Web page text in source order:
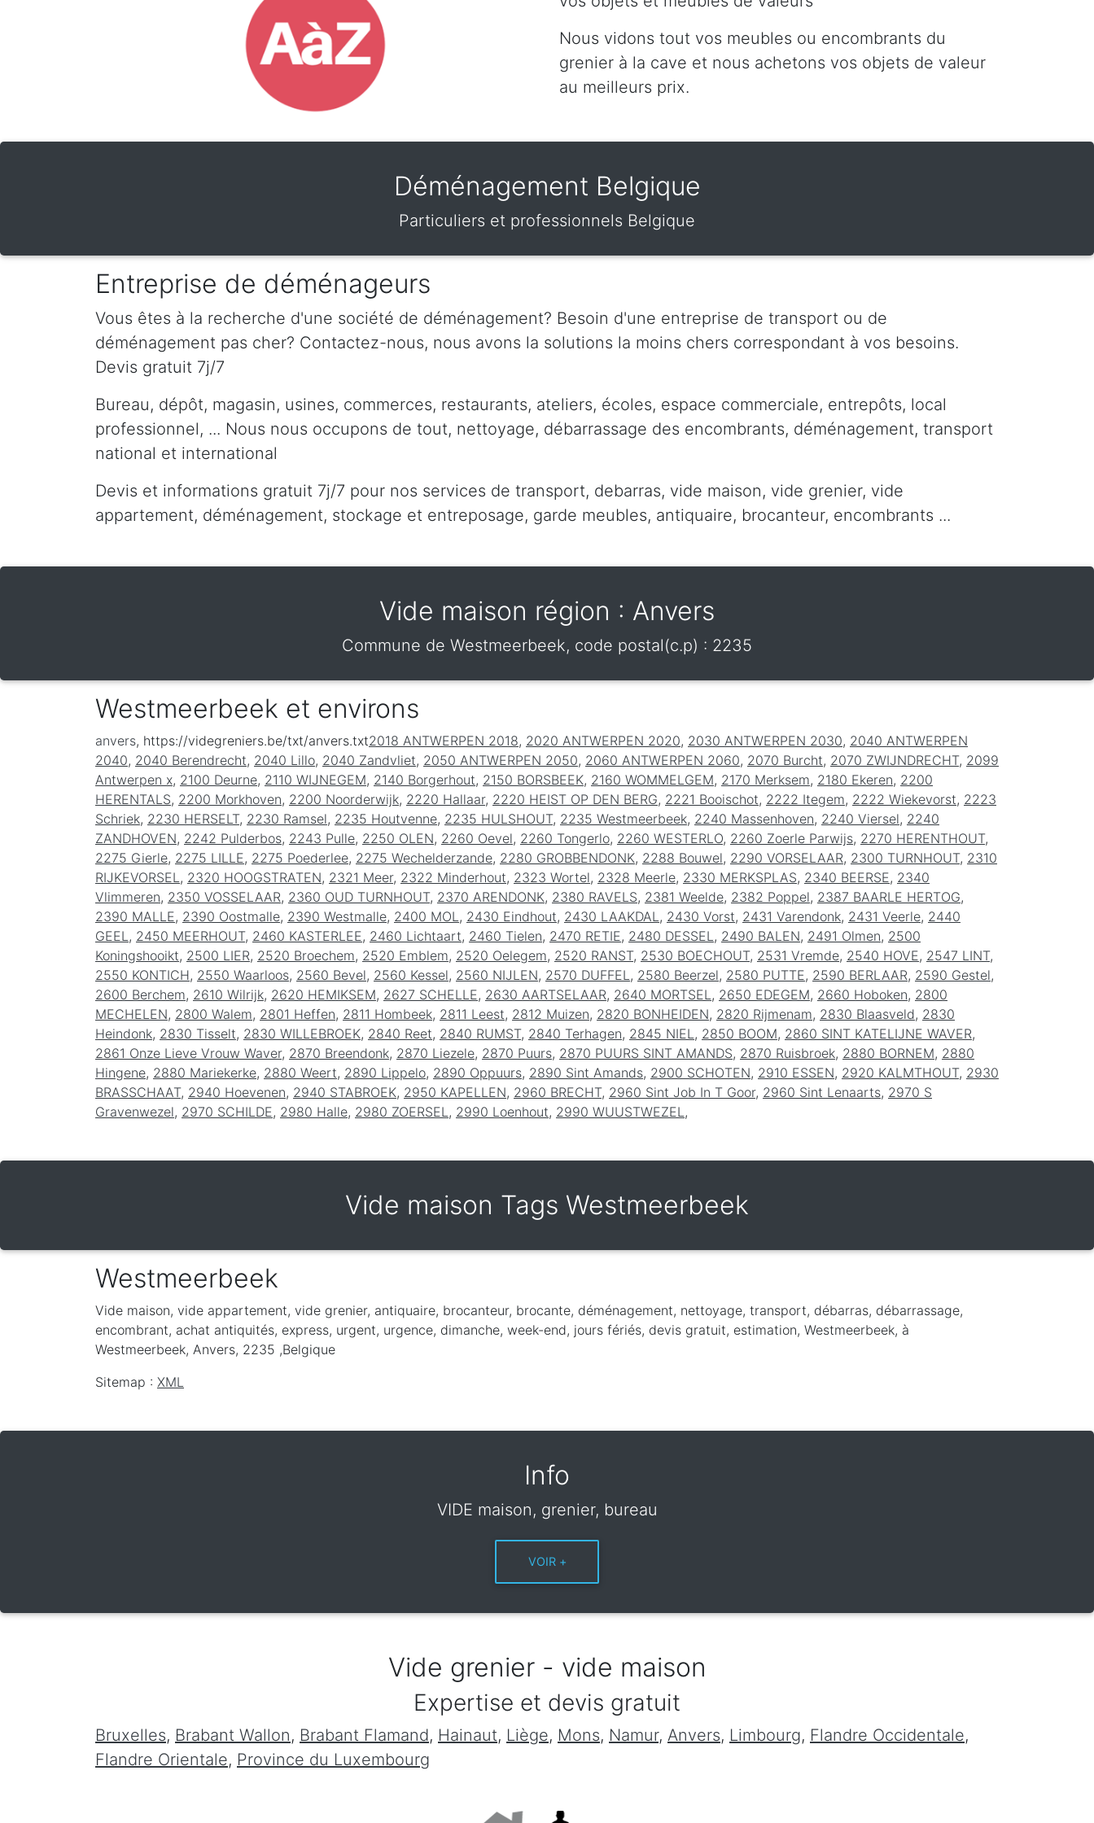
Nous vidons tout vos meubles ou encombrants du
grenier à la cave et nous achetons vos objets de valeur
au meilleurs prix.
Déménagement Belgique
Particuliers et professionnels Belgique
Entreprise de déménageurs
Vous êtes à la recherche d'une société de déménagement? Besoin d'une entreprise de transport ou de
déménagement pas cher? Contactez-nous, nous avons la solutions la moins chers correspondant à vos besoins.
Devis gratuit 7j/7
Bureau, dépôt, magasin, usines, commerces, restaurants, ateliers, écoles, espace commerciale, entrepôts, local
professionnel, ... Nous nous occupons de tout, nettoyage, débarrassage des encombrants, déménagement, transport
national et international
Devis et informations gratuit 7j/7 pour nos services de transport, debarras, vide maison, vide grenier, vide
appartement, déménagement, stockage et entreposage, garde meubles, antiquaire, brocanteur, encombrants ...
Vide maison région : Anvers
Commune de Westmeerbeek, code postal(c.p) : 2235
Westmeerbeek et environs
anvers, https://videgreniers.be/txt/anvers.txt2018 ANTWERPEN 2018, 2020 ANTWERPEN 2020, 2030 ANTWERPEN 2030, 2040 ANTWERPEN
2040, 2040 Berendrecht, 2040 Lillo, 2040 Zandvliet, 2050 ANTWERPEN 2050, 2060 ANTWERPEN 2060, 2070 Burcht, 2070 ZWIJNDRECHT, 2099
Antwerpen x, 2100 Deurne, 2110 WIJNEGEM, 2140 Borgerhout, 2150 BORSBEEK, 2160 WOMMELGEM, 2170 Merksem, 2180 Ekeren, 2200
HERENTALS, 2200 Morkhoven, 2200 Noorderwijk, 2220 Hallaar, 2220 HEIST OP DEN BERG, 2221 Booischot, 2222 Itegem, 2222 Wiekevorst, 2223
Schriek, 2230 HERSELT, 2230 Ramsel, 2235 Houtvenne, 2235 HULSHOUT, 2235 Westmeerbeek, 2240 Massenhoven, 2240 Viersel, 2240
ZANDHOVEN, 2242 Pulderbos, 2243 Pulle, 2250 OLEN, 2260 Oevel, 2260 Tongerlo, 2260 WESTERLO, 2260 Zoerle Parwijs, 2270 HERENTHOUT,
2275 Gierle, 2275 LILLE, 2275 Poederlee, 2275 Wechelderzande, 2280 GROBBENDONK, 2288 Bouwel, 2290 VORSELAAR, 2300 TURNHOUT, 2310
RIJKEVORSEL , 2320 HOOGSTRATEN, 2321 Meer, 2322 Minderhout, 2323 Wortel, 2328 Meerle, 2330 MERKSPLAS, 2340 BEERSE, 2340
Vlimmeren, 2350 VOSSELAAR, 2360 OUD TURNHOUT, 2370 ARENDONK, 2380 RAVELS, 2381 Weelde, 2382 Poppel, 2387 BAARLE HERTOG,
2390 MALLE, 2390 Oostmalle, 2390 Westmalle, 2400 MOL , 2430 Eindhout, 2430 LAAKDAL , 2430 Vorst, 2431 Varendonk, 2431 Veerle, 2440
GEEL , 2450 MEERHOUT, 2460 KASTERLEE, 2460 Lichtaart, 2460 Tielen, 2470 RETIE, 2480 DESSEL , 2490 BALEN, 2491 Olmen, 2500
Koningshooikt, 2500 LIER, 2520 Broechem, 2520 Emblem, 2520 Oelegem, 2520 RANST, 2530 BOECHOUT, 2531 Vremde, 2540 HOVE, 2547 LINT,
2550 KONTICH, 2550 Waarloos, 2560 Bevel, 2560 Kessel, 2560 NIJLEN, 2570 DUFFEL , 2580 Beerzel, 2580 PUTTE, 2590 BERLAAR, 2590 Gestel,
2600 Berchem, 2610 Wilrijk, 2620 HEMIKSEM, 2627 SCHELLE, 2630 AARTSELAAR, 2640 MORTSEL , 2650 EDEGEM, 2660 Hoboken, 2800
MECHELEN, 2800 Walem, 2801 Heffen, 2811 Hombeek, 2811 Leest, 2812 Muizen, 2820 BONHEIDEN, 2820 Rijmenam, 2830 Blaasveld, 2830
Heindonk, 2830 Tisselt, 2830 WILLEBROEK, 2840 Reet, 2840 RUMST, 2840 Terhagen, 2845 NIEL , 2850 BOOM, 2860 SINT KATELIJNE WAVER,
2861 Onze Lieve Vrouw Waver, 2870 Breendonk, 2870 Liezele, 2870 Puurs, 2870 PUURS SINT AMANDS, 2870 Ruisbroek, 2880 BORNEM, 2880
Hingene, 2880 Mariekerke, 2880 Weert, 2890 Lippelo, 2890 Oppuurs, 2890 Sint Amands, 2900 SCHOTEN, 2910 ESSEN, 2920 KALMTHOUT, 2930
BRASSCHAAT, 2940 Hoevenen, 2940 STABROEK, 2950 KAPELLEN, 2960 BRECHT, 2960 Sint Job In T Goor, 2960 Sint Lenaarts, 2970 S
Gravenwezel, 2970 SCHILDE, 2980 Halle, 2980 ZOERSEL , 2990 Loenhout, 2990 WUUSTWEZEL ,
Vide maison Tags Westmeerbeek
Westmeerbeek
Vide maison, vide appartement, vide grenier, antiquaire, brocanteur, brocante, déménagement, nettoyage, transport, débarras, débarrassage,
encombrant, achat antiquités, express, urgent, urgence, dimanche, week-end, jours fériés, devis gratuit, estimation, Westmeerbeek, à
Westmeerbeek, Anvers, 2235 ,Belgique
Sitemap : XML
Info
VIDE maison, grenier, bureau
Vide grenier - vide maison
Expertise et devis gratuit
Bruxelles, Brabant Wallon, Brabant Flamand, Hainaut, Liège, Mons, Namur, Anvers, Limbourg, Flandre Occidentale,
Flandre Orientale, Province du Luxembourg